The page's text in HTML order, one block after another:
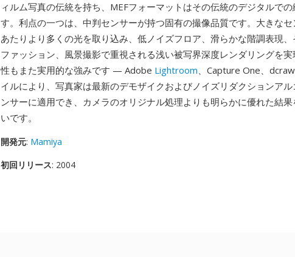
ィルム写真の伝統を持ち、MEFフォーマットはその伝統のデジタルで
す。利点の一つは、中判センサーが持つ固有の撮像品質です。大きな
あたりより多くの光を取り込み、低ノイズフロア、滑らかな階調表現、
ファッション、風景撮影で重視される浅い被写界深度レンダリングを
性もまた実用的な強みです — Adobe Lightroom、Capture One、
イルにより、写真家は最新のデモザイクおよびノイズリダクションア
ンサーに適用でき、カメラのオリジナル処理よりも明らかに優れた結
いです。
開発元: Mamiya
初回リリース: 2004